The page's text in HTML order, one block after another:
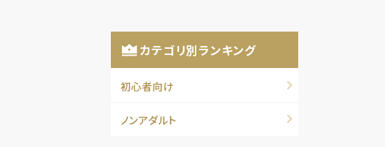
カテゴリ別ランキング
初心者向け
ノンアダルト